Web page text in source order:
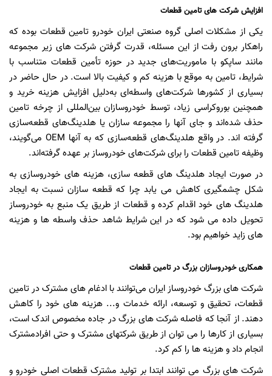
افزایش شرکت های تامین قطعات
یکی از مشکلات اصلی گروه صنعتی ایران خودرو تامین قطعات بوده که
راهکار برون رفت از این مسئله، قدرت گرفتن شرکت های زیر مجموعه
مانند ساپکو با ماموریت‌های جدید در حوزه تأمین قطعات متناسب با
شرایط، تامین به موقع با هزینه کم و کیفیت بالا است. در حال حاضر در
بسیاری از کشورها شرکت‌های واسطه‌ای به‌دلیل افزایش هزینه خرید و
همچنین بوروکراسی زیاد، توسط خودروسازان بین‌المللی از چرخه تامین
حذف شده‌اند و جای آنها را مجموعه سازان یا هلدینگ‌های قطعه‌سازی
گرفته اند. در واقع هلدینگ‌های قطعه‌سازی که به آنها OEM می‌گویند،
وظیفه تامین قطعات را برای شرکت‌های خودروساز بر عهده گرفته‌اند.
در صورت ایجاد هلدینگ های قطعه سازی، هزینه های خودروسازی به
شکل چشمگیری کاهش می یابد چرا که قطعه سازان نسبت به ایجاد
هلدینگ های خود اقدام کرده و قطعات از طریق یک منبع به خودروساز
تحویل داده می شود که در این شرایط شاهد حذف واسطه ها و هزینه
های زاید خواهیم بود.
همکاری خودروسازان بزرگ در تامین قطعات
شرکت های بزرگ خودروساز ایران می‌توانند با ادغام های مشترک در تامین
قطعات، تحقیق و توسعه، ارائه خدمات و... هزینه های خود را کاهش
دهند. از آنجا که فاصله شرکت های بزرگ در جاده مخصوص اندک است،
بسیاری از کارها را می توان از طریق شرکتهای مشترک و حتی افرادمشترک
انجام داد و هزینه ها را کم کرد.
شرکت های بزرگ می توانند ابتدا بر تولید مشترک قطعات اصلی خودرو و